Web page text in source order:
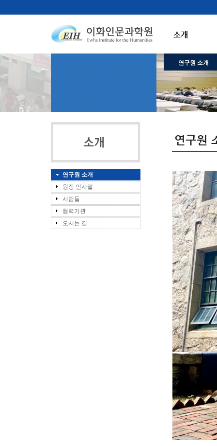
소개
연구원 소개
연구원 소개
원장 인사말
사람들
협력기관
오시는 길
연구원